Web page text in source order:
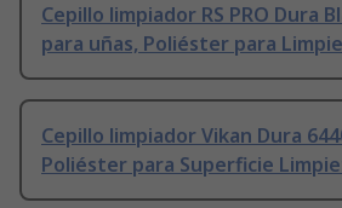
Cepillo limpiador RS PRO Dura
para uñas, Poliéster para
Cepillo limpiador Vikan Dura
Poliéster para Superficie